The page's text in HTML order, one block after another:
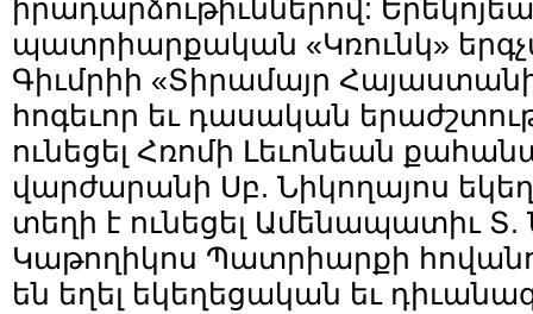
իրադարձութիւններով:
պատրիարքական «Կռունկ»
Գիւմրիի «Տիրամայր
հոգեւոր եւ դասական
ունեցել Հռոմի Լեւոնեան
վարժարանի Սբ. Նիկողայոս
տեղի է ունեցել Ամենապատիւ
Կաթողիկոս Պատրիարքի
են եղել եկեղեցական եւ